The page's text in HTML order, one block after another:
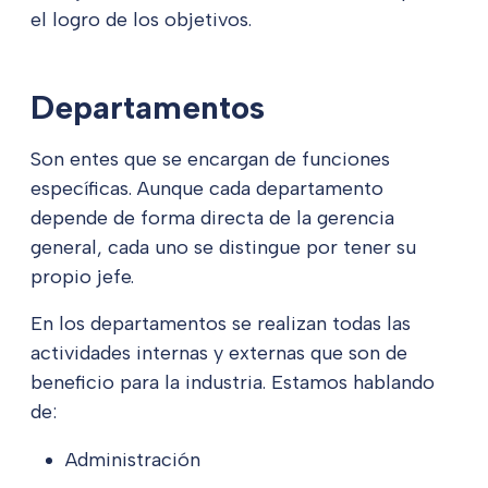
el logro de los objetivos.
Departamentos
Son entes que se encargan de funciones
específicas. Aunque cada departamento
depende de forma directa de la gerencia
general, cada uno se distingue por tener su
propio jefe.
En los departamentos se realizan todas las
actividades internas y externas que son de
beneficio para la industria. Estamos hablando
de:
Administración